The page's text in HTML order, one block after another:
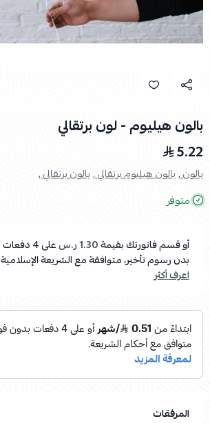
بالون هيليوم - لون برتقالي
5.22
بالون ,بالون هيليوم برتقالي ,بالون برتقالي ,
متوفر
أو قسم فاتورتك بقيمة1.30 ر.س على4دفعات
بدون رسوم تأخير، متوافقة مع الشريعة الإسلامية
اعرف أكثر
المرفقات